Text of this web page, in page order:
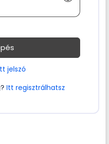
jelszó
Itt regisztrálhatsz